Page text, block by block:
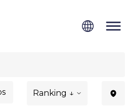
Ranking ↓